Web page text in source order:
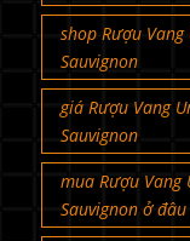
shop Rượu
Sauvignon
giá Rượu Vang
Sauvignon
mua Rượu Vang
Sauvignon ở đâu